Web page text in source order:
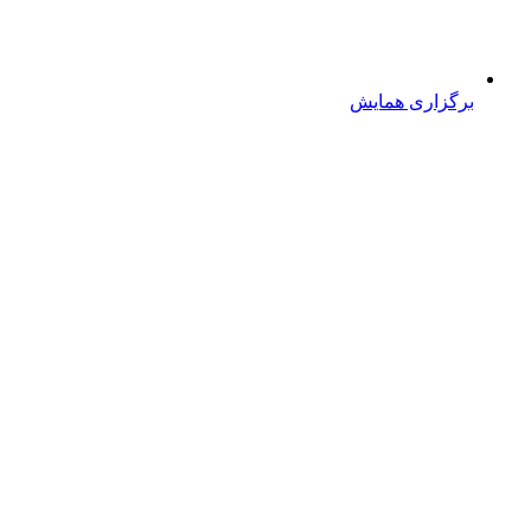
برگزاری همایش